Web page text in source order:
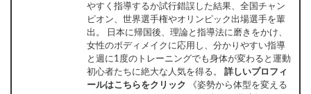
やすく指導するか試行錯誤した結果、全国チャン
ピオン、世界選手権やオリンピック出場選手を輩
出。 日本に帰国後、理論と指導法に磨きをかけ、
女性のボディメイクに応用し、分かりやすい指導
と週に1度のトレーニングでも身体が変わると運動
初心者たちに絶大な人気を得る。 詳しいプロフィ
ールはこちらをクリック 《姿勢から体型を変える